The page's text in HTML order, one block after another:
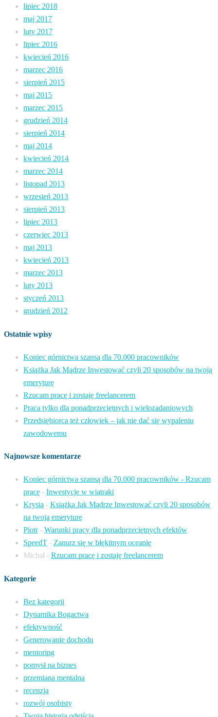
lipiec 2018
maj 2017
luty 2017
lipiec 2016
kwiecień 2016
marzec 2016
sierpień 2015
maj 2015
marzec 2015
grudzień 2014
sierpień 2014
maj 2014
kwiecień 2014
marzec 2014
listopad 2013
wrzesień 2013
sierpień 2013
lipiec 2013
czerwiec 2013
maj 2013
kwiecień 2013
marzec 2013
luty 2013
styczeń 2013
grudzień 2012
Ostatnie wpisy
Koniec górnictwa szansą dla 70.000 pracowników
Książka Jak Mądrze Inwestować czyli 20 sposobów na twoją
emeryturę
Rzucam pracę i zostaję freelancerem
Praca tylko dla ponadprzeciętnych i wielozadaniowych
Przedsiębiorca też człowiek – jak nie dać się wypaleniu
zawodowemu
Najnowsze komentarze
Koniec górnictwa szansą dla 70.000 pracowników - Rzucam
pracę - Inwestycje w wiatraki
Krysia - Książka Jak Mądrze Inwestować czyli 20 sposobów
na twoją emeryturę
Piotr- Warunki pracy dla ponadprzeciętnych efektów
SpeedT - Zanurz się w błękitnym oceanie
Michał - Rzucam pracę i zostaję freelancerem
Kategorie
Bez kategorii
Dynamika Bogactwa
efektywność
Generowanie dochodu
mentoring
pomysł na biznes
przemiana mentalna
recenzja
rozwój osobisty